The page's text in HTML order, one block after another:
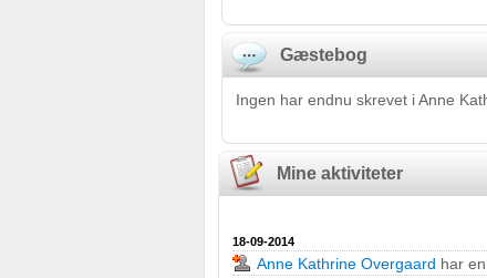
Gæstebog
Ingen har endnu skrevet i Anne
Mine aktiviteter
18-09-2014
Anne Kathrine Overgaard har